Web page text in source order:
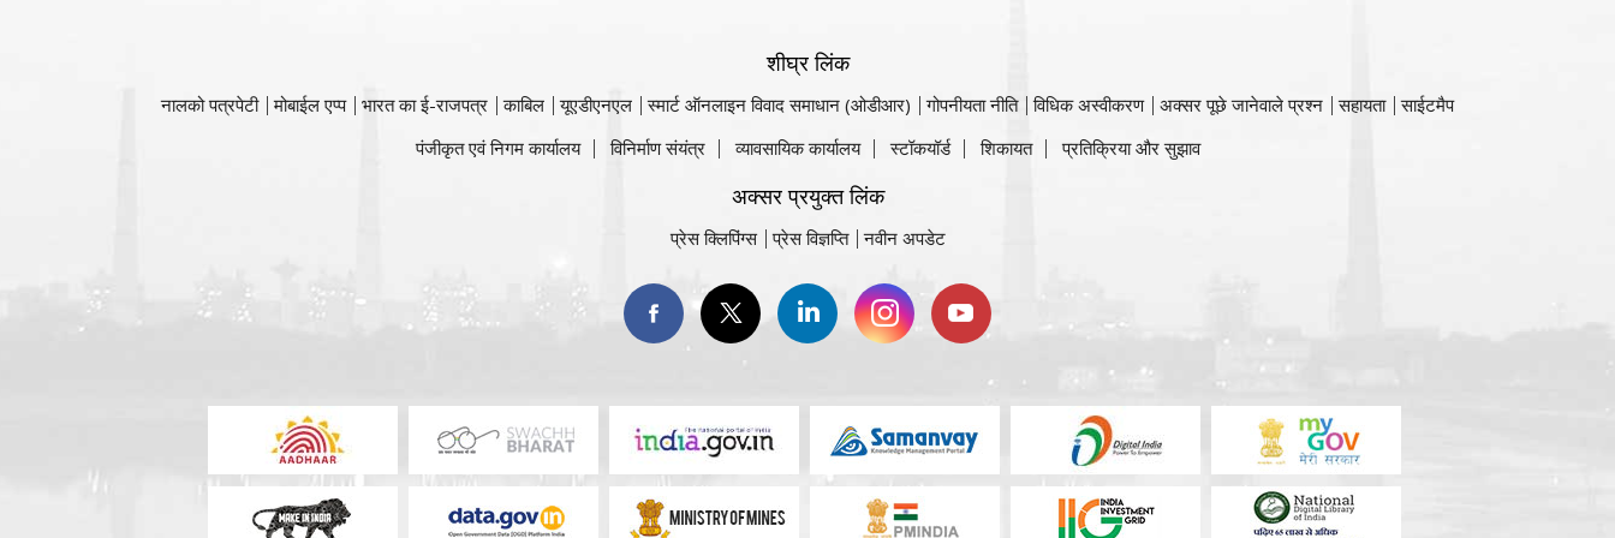
शीघ्र लिंक
नालको पत्रपेटी मोबाईल एप्प भारत का ई-राजपत्र काबिल यूएडीएनएल स्मार्ट ऑनलाइन विवाद समाधान (ओडीआर) गोपनीयता नीति विधिक अस्वीकरण अक्सर पूछे जानेवाले प्रश्न सहायता
साईटमैप
पंजीकृत एवं निगम कार्यालय
विनिर्माण संयंत्र व्यावसायिक कार्यालय स्टॉकयॉर्ड शिकायत प्रतिक्रिया और सुझाव
अक्सर प्रयुक्त लिंक
प्रेस क्लिपिंग्स प्रेस विज्ञप्ति नवीन अपडेट